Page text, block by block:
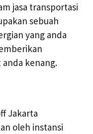
jasa transportasi
sebuah
yang anda
kenang.
Jakarta
oleh instansi